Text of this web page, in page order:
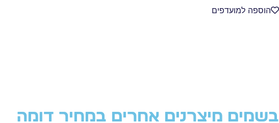
הוספה למועדפים
בשמים מיצרנים אחרים במחיר דומה